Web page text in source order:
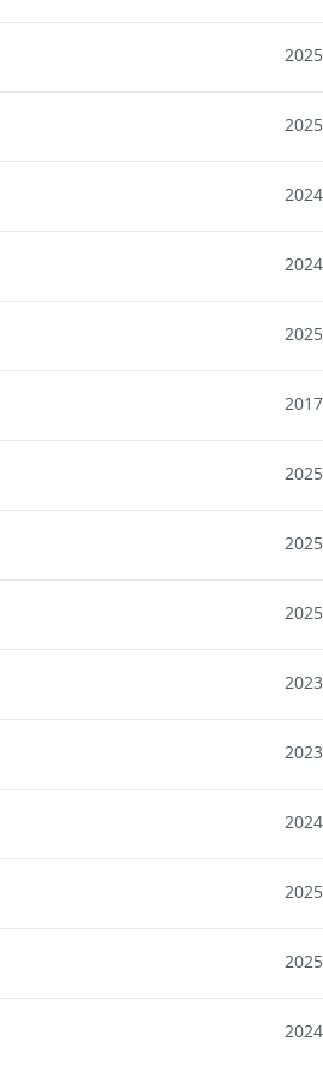
2025
2025
2024
2024
2025
2017
2025
2025
2025
2023
2023
2024
2025
2025
2024